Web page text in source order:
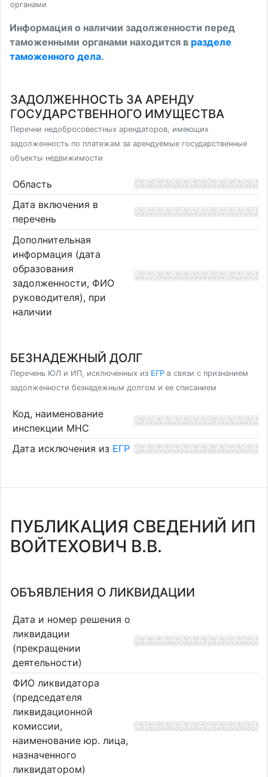
органами
Информация о наличии задолженности перед
таможенными органами находится в разделе
таможенного дела.
ЗАДОЛЖЕННОСТЬ ЗА АРЕНДУ
ГОСУДАРСТВЕННОГО ИМУЩЕСТВА
Перечни недобросовестных арендаторов, имеющих
задолженность по платежам за арендуемые государственные
объекты недвижимости
Область
Дата включения в
перечень
Дополнительная
информация (дата
образования
задолженности, ФИО
руководителя), при
наличии
БЕЗНАДЕЖНЫЙ ДОЛГ
Перечень ЮЛ и ИП, исключенных из ЕГР в связи с признанием
задолженности безнадежным долгом и ее списанием
Код, наименование
инспекции МНС
Дата исключения из ЕГР
ПУБЛИКАЦИЯ СВЕДЕНИЙ ИП
ВОЙТЕХОВИЧ В.В.
ОБЪЯВЛЕНИЯ О ЛИКВИДАЦИИ
Дата и номер решения о
ликвидации
(прекращении
деятельности)
ФИО ликвидатора
(председателя
ликвидационной
комиссии,
наименование юр. лица,
назначенного
ликвидатором)